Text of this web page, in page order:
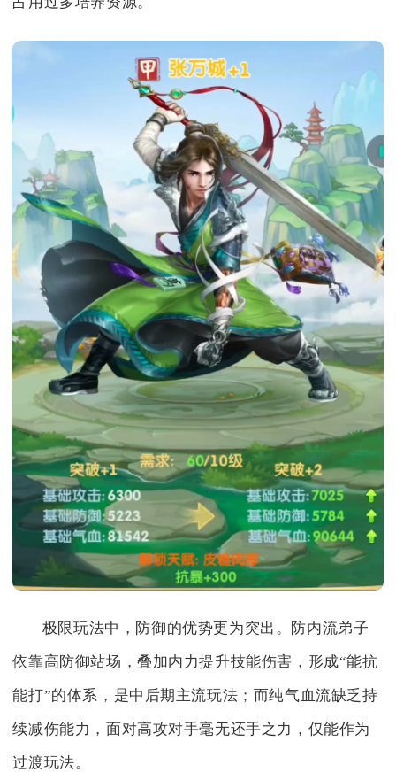
极限玩法中，防御的优势更为突出。防内流弟子
依靠高防御站场，叠加内力提升技能伤害，形成“能抗
能打”的体系，是中后期主流玩法；而纯气血流缺乏持
续减伤能力，面对高攻对手毫无还手之力，仅能作为
过渡玩法。